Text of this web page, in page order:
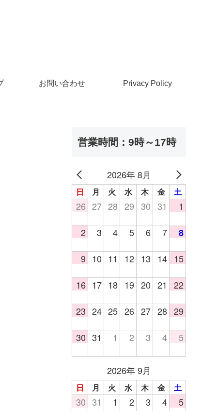
お問い合わせ Privacy Policy
営業時間：9時～17時
2026年 8月
日 月 火 水 木 金 土
26 27 28 29 30 31 1
2 3 4 5 6 7 8
9 10 11 12 13 14 15
16 17 18 19 20 21 22
23 24 25 26 27 28 29
30 31 1 2 3 4 5
2026年 9月
日 月 火 水 木 金 土
30 31 1 2 3 4 5